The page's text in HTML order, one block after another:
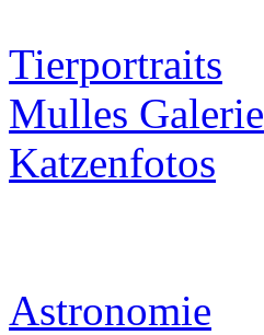
Tierportraits
Mulles Galerie
Katzenfotos
Astronomie